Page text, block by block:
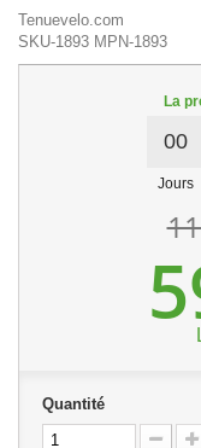
Tenuevelo.com
SKU-1893 MPN-1893
La
00
Jours
Quantité